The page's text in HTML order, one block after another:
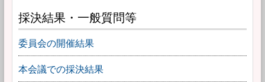
採決結果・一般質問等
委員会の開催結果
本会議での採決結果